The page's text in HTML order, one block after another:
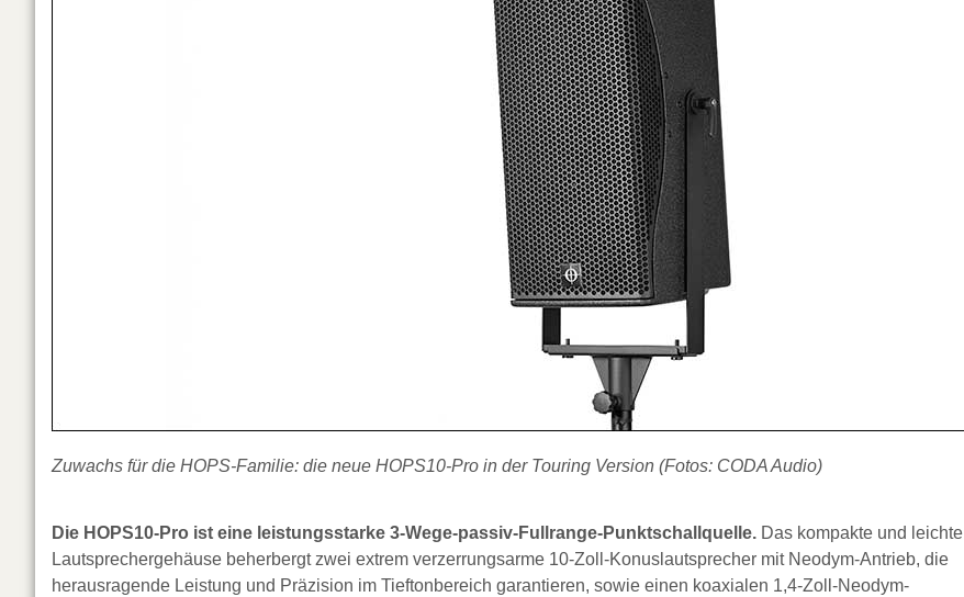
Zuwachs für die HOPS-Familie: die neue HOPS10-Pro in der Touring Version (Fotos: CODA Audio)
Die HOPS10-Pro ist eine leistungsstarke 3-Wege-passiv-Fullrange-Punktschallquelle. Das kompakte und leichte
Lautsprechergehäuse beherbergt zwei extrem verzerrungsarme 10-Zoll-Konuslautsprecher mit Neodym-Antrieb, die
herausragende Leistung und Präzision im Tieftonbereich garantieren, sowie einen koaxialen 1,4-Zoll-Neodym-